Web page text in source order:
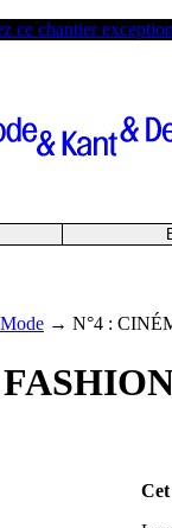
ce chantier
→ N°4 :